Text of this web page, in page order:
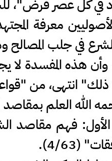
في كل عصر فرض"،
معرفة
في جلب المصالح
وأن هذه المفسدة
من "قواعد
الله العلم
فهم مقاصد
(4/63).